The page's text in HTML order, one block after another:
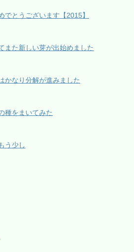
でとうございます【2015】
また新しい芽が出始めました
かなり分解が進みました
種をまいてみた
う少し